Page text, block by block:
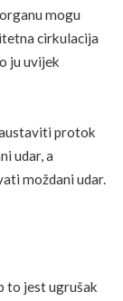
mogu
cirkulacija
ju uvijek
protok
udar, a
moždani udar.
to jest ugrušak